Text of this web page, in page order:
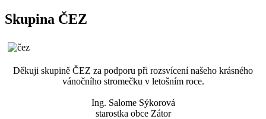
Skupina ČEZ
Děkuji skupině ČEZ za podporu při rozsvícení našeho krásného
vánočního stromečku v letošním roce.
Ing. Salome Sýkorová
starostka obce Zátor